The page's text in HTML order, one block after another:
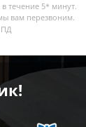
течение 5* минут.
вам перезвоним.
ПД